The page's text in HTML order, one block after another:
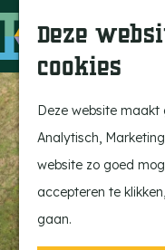
Deze
cookies
Deze website maakt
Analytisch,
website zo goed
accepteren te
gaan.
G
a
n
a
a
r
d
a
v
i
e
o
a